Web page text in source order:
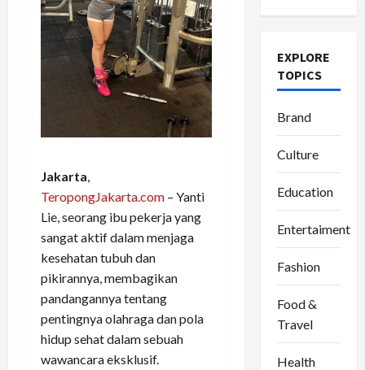
Jakarta,
TeropongJakarta.com – Yanti
Lie, seorang ibu pekerja yang
sangat aktif dalam menjaga
kesehatan tubuh dan
pikirannya, membagikan
pandangannya tentang
pentingnya olahraga dan pola
hidup sehat dalam sebuah
wawancara eksklusif.
EXPLORE
TOPICS
Brand
Culture
Education
Entertaiment
Fashion
Food &
Travel
Health